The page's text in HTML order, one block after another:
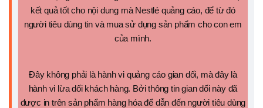
kết quả tốt cho nội dung mà Nestlé quảng cáo, để từ đó
người tiêu dùng tin và mua sử dụng sản phẩm cho con em
của mình.
Đây không phải là hành vi quảng cáo gian dối, mà đây là
hành vi lừa dối khách hàng. Bởi thông tin gian dối này đã
được in trên sản phẩm hàng hóa để dẫn đến người tiêu dùng